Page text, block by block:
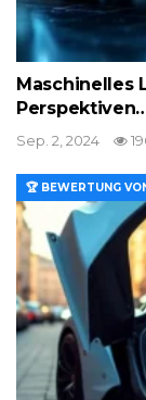
Maschinelles
Sep. 2, 2024